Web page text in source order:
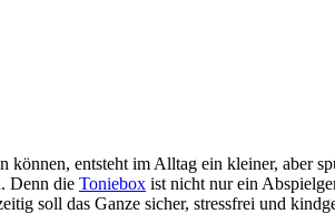
entsteht im Alltag ein kleiner, aber
Denn die Toniebox ist nicht nur ein
soll das Ganze sicher, stressfrei und